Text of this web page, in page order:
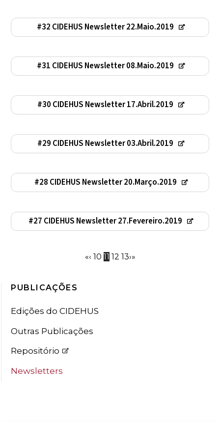
#32 CIDEHUS Newsletter 22.Maio.2019
#31 CIDEHUS Newsletter 08.Maio.2019
#30 CIDEHUS Newsletter 17.Abril.2019
#29 CIDEHUS Newsletter 03.Abril.2019
#28 CIDEHUS Newsletter 20.Março.2019
#27 CIDEHUS Newsletter 27.Fevereiro.2019
«‹ 10 11 12 13›»
PUBLICAÇÕES
Edições do CIDEHUS
Outras Publicações
Repositório
Newsletters